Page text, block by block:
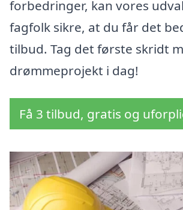
forbedringer, kan vores
fagfolk sikre, at du får det
tilbud. Tag det første skridt
drømmeprojekt i dag!
Få 3 tilbud, gratis og